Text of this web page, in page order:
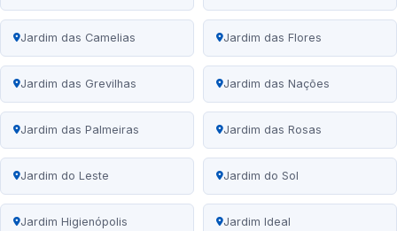
Jardim das Camelias Jardim das Flores
Jardim das Grevilhas Jardim das Nações
Jardim das Palmeiras Jardim das Rosas
Jardim do Leste Jardim do Sol
Jardim Higienópolis Jardim Ideal